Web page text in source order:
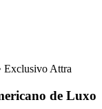
Exclusivo Attra
de Luxo